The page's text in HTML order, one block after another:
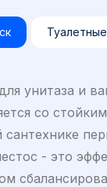
унитаза и
со
- это